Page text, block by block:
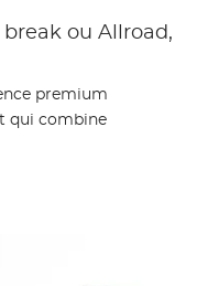
break ou Allroad,
premium
qui combine